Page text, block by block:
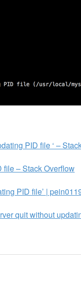
PID file ‘ –
file – Stack Overflow
PID file’ |
quit without